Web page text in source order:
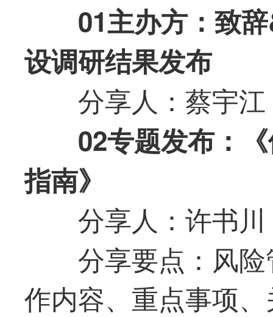
01主办方：致
设调研结果发布
分享人：蔡宇
02专题发布：
指南》
分享人：许书
分享要点：风
作内容、重点事项